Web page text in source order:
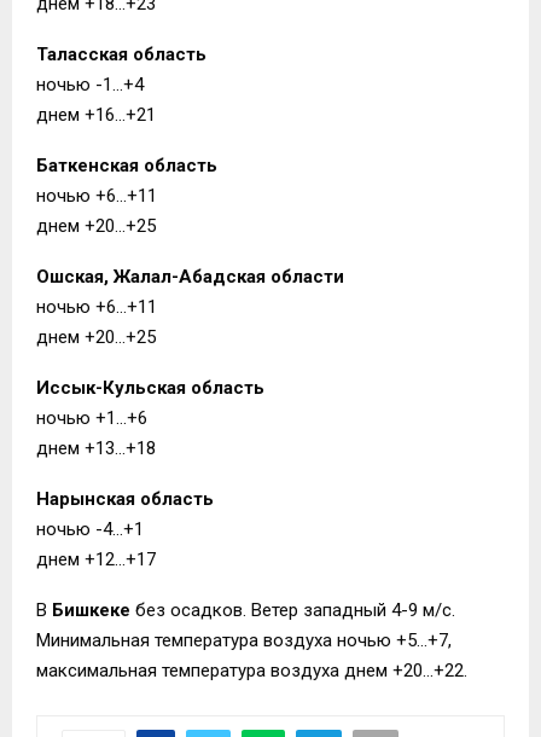
Таласская область
ночью -1…+4
днем +16…+21
Баткенская область
ночью +6…+11
днем +20…+25
Ошская, Жалал-Абадская области
ночью +6…+11
днем +20…+25
Иссык-Кульская область
ночью +1…+6
днем +13…+18
Нарынская область
ночью -4…+1
днем +12…+17
В Бишкеке без осадков. Ветер западный 4-9 м/с.
Минимальная температура воздуха ночью +5…+7,
максимальная температура воздуха днем +20…+22.